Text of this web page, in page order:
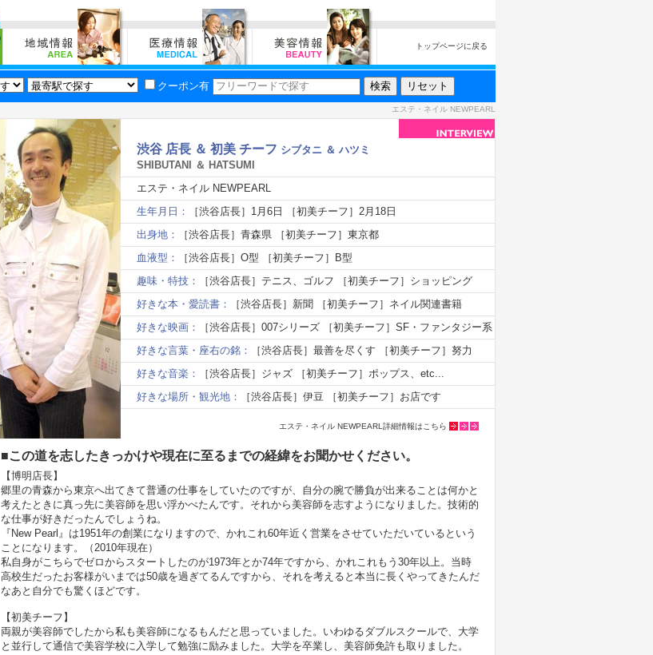
トップページに戻る
クーポン有
エステ・ネイル NEWPEARL
渋谷 店長 ＆ 初美 チーフ シブタニ ＆ ハツミ
SHIBUTANI ＆ HATSUMI
エステ・ネイル NEWPEARL
生年月日：
［渋谷店長］1月6日 ［初美チーフ］2月18日
出身地：
［渋谷店長］青森県 ［初美チーフ］東京都
血液型：
［渋谷店長］O型 ［初美チーフ］B型
趣味・特技：
［渋谷店長］テニス、ゴルフ ［初美チーフ］ショッピング
好きな本・愛読書：
［渋谷店長］新聞 ［初美チーフ］ネイル関連書籍
好きな映画：
［渋谷店長］007シリーズ ［初美チーフ］SF・ファンタジー系
好きな言葉・座右の銘：
［渋谷店長］最善を尽くす ［初美チーフ］努力
好きな音楽：
［渋谷店長］ジャズ ［初美チーフ］ポップス、etc...
好きな場所・観光地：
［渋谷店長］伊豆 ［初美チーフ］お店です
エステ・ネイル NEWPEARL詳細情報はこちら
■この道を志したきっかけや現在に至るまでの経緯をお聞かせください。
【博明店長】
郷里の青森から東京へ出てきて普通の仕事をしていたのですが、自分の腕で勝負が出来ることは何かと
考えたときに真っ先に美容師を思い浮かべたんです。それから美容師を志すようになりました。技術的
な仕事が好きだったんでしょうね。
『New Pearl』は1951年の創業になりますので、かれこれ60年近く営業をさせていただいているという
ことになります。（2010年現在）
私自身がこちらでゼロからスタートしたのが1973年とか74年ですから、かれこれもう30年以上。当時
高校生だったお客様がいまでは50歳を過ぎてるんですから、それを考えると本当に長くやってきたんだ
なあと自分でも驚くほどです。
【初美チーフ】
両親が美容師でしたから私も美容師になるもんだと思っていました。いわゆるダブルスクールで、大学
と並行して通信で美容学校に入学して勉強に励みました。大学を卒業し、美容師免許も取りました。